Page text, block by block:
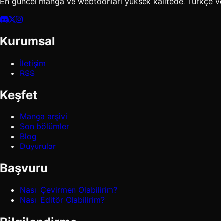
Kurumsal
İletişim
RSS
Keşfet
Manga arşivi
Son bölümler
Blog
Duyurular
Başvuru
Nasıl Çevirmen Olabilirim?
Nasıl Editör Olabilirim?